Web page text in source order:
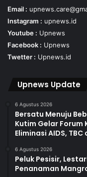
Email :
Instagram : upnews.id
Youtube : Upnews
Facebook : Upnews
Twetter : Upnews.id
Upnews Update
6 Agustus 2026
Bersatu Menuju
Kutim Gelar Forum
Eliminasi AIDS,
6 Agustus 2026
Peluk Pesisir,
Penanaman